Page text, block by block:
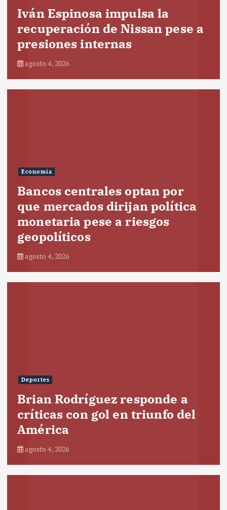
Iván Espinosa impulsa la
recuperación de Nissan pese a
presiones internas
agosto 4, 2026
Economía
Bancos centrales optan por
que mercados dirijan política
monetaria pese a riesgos
geopolíticos
agosto 4, 2026
Deportes
Brian Rodríguez responde a
críticas con gol en triunfo del
América
agosto 4, 2026